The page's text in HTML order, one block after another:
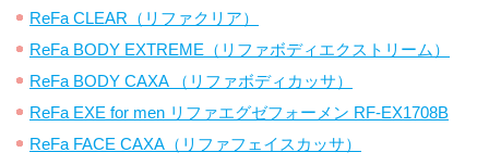
ReFa CLEAR（リファクリア）
ReFa BODY EXTREME（リファボディエクストリーム）
ReFa BODY CAXA （リファボディカッサ）
ReFa EXE for men リファエグゼフォーメン RF-EX1708B
ReFa FACE CAXA（リファフェイスカッサ）